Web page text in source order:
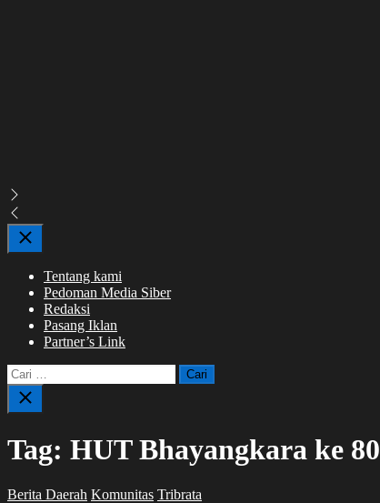
Close
Tentang kami
Pedoman Media Siber
Redaksi
Pasang Iklan
Partner’s Link
Cari
untuk:
Close
search
Tag: HUT Bhayangkara ke 80
Berita Daerah Komunitas Tribrata